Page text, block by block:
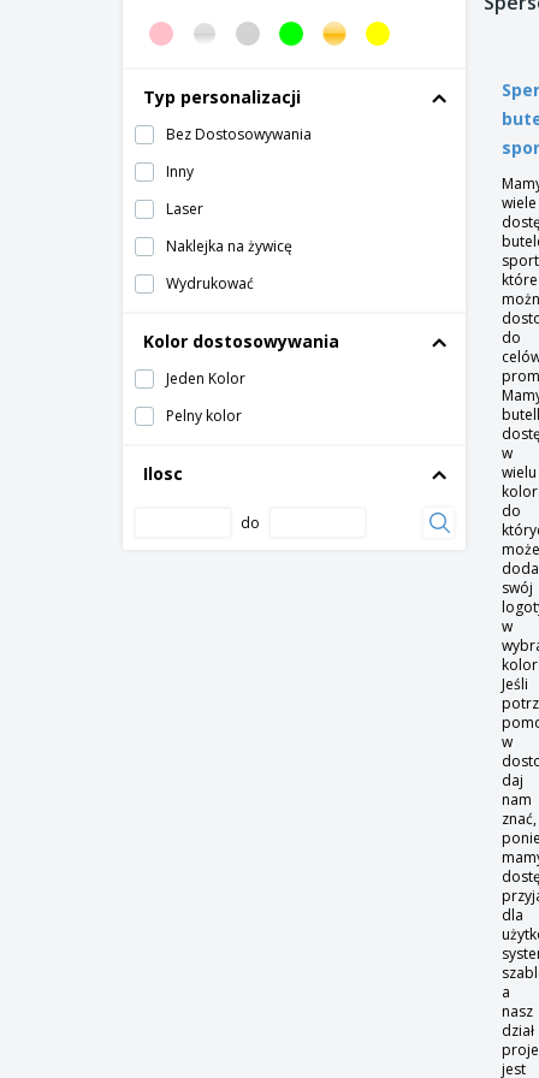
Typ personalizacji
Bez Dostosowywania
Inny
Laser
Naklejka na żywicę
Wydrukować
Kolor dostosowywania
Jeden Kolor
Pelny kolor
Ilosc
do
wiele
które
do
w
wielu
do
swój
w
Jeśli
w
daj
nam
znać,
dla
a
nasz
dział
jest